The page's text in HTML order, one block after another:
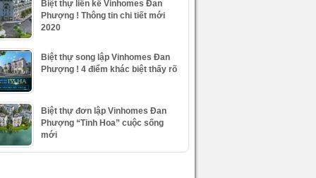
Biệt thự liền kề Vinhomes Đan
Phượng ! Thông tin chi tiết mới
2020
Biệt thự song lập Vinhomes Đan
Phượng ! 4 điểm khác biệt thấy rõ
Biệt thự đơn lập Vinhomes Đan
Phượng “Tinh Hoa” cuộc sống
mới